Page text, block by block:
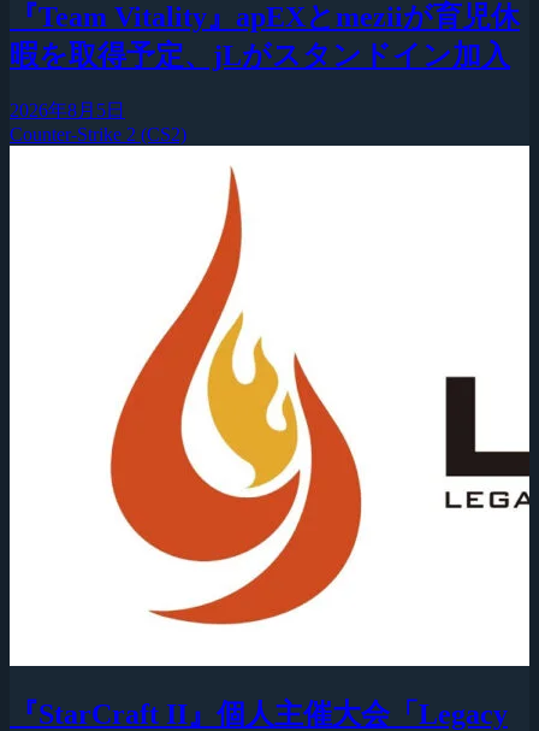
『Team Vitality』apEXとmeziiが育児休
暇を取得予定、jLがスタンドイン加入
2026年8月5日
Counter-Strike 2 (CS2)
『StarCraft II』個人主催大会「Legacy